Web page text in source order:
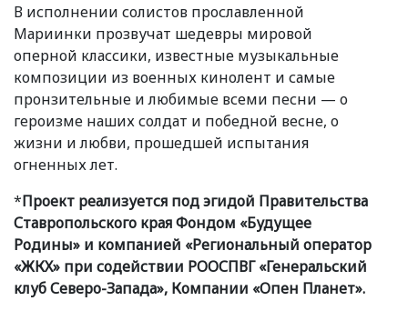
В исполнении солистов прославленной
Мариинки прозвучат шедевры мировой
оперной классики, известные музыкальные
композиции из военных кинолент и самые
пронзительные и любимые всеми песни — о
героизме наших солдат и победной весне, о
жизни и любви, прошедшей испытания
огненных лет.
*Проект реализуется под эгидой Правительства
Ставропольского края Фондом «Будущее
Родины» и компанией «Региональный оператор
«ЖКХ» при содействии РООСПВГ «Генеральский
клуб Северо-Запада», Компании «Опен Планет».